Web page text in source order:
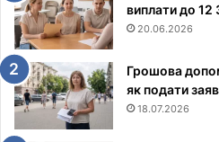
виплати до 12
20.06.2026
Грошова
як подати
18.07.2026